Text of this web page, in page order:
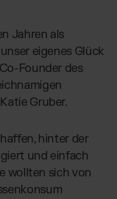
Jahren als
eigenes Glück
Founder des
Gruber.
hinter der
und einfach
wollten sich von